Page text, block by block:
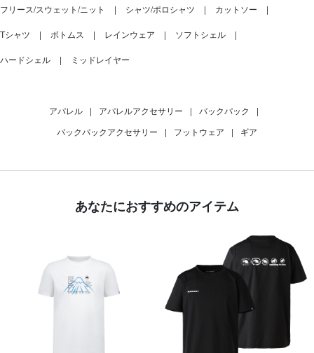
フリース/スウェット/ニット シャツ/ポロシャツ カットソー
Tシャツ ボトムス レインウェア ソフトシェル
ハードシェル ミッドレイヤー
アパレル | アパレルアクセサリー | バックパック
|
バックパックアクセサリー
| フットウェア | ギア
あなたにおすすめのアイテム